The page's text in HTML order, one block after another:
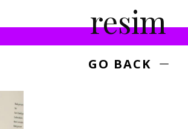
resim
GO BACK